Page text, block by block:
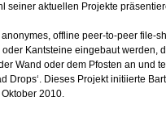
seiner aktuellen Projekte
offline peer-to-peer file-
Kantsteine eingebaut werden,
Wand oder dem Pfosten an und
Drops‘. Dieses Projekt initiierte
2010.